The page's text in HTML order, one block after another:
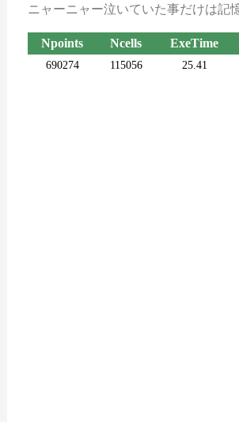
ニャーニャー泣いていた事だけは記
Npoints Ncells ExeTime
690274 115056 25.41